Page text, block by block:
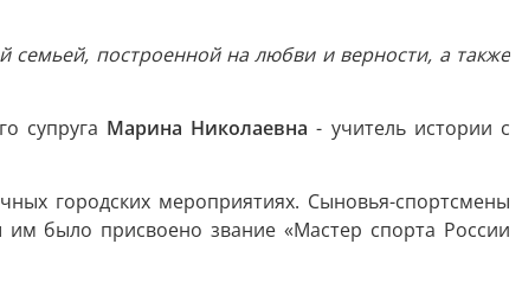
семьей, построенной на любви и верности, а также
супруга Марина Николаевна - учитель истории с
городских мероприятиях. Сыновья-спортсмены
было присвоено звание «Мастер спорта России